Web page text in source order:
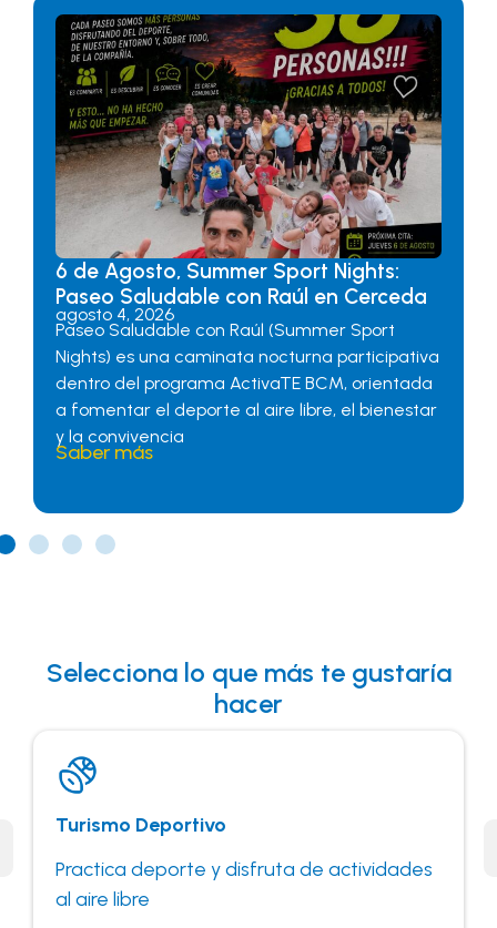
6 de Agosto, Summer Sport Nights:
Paseo Saludable con Raúl en Cerceda
agosto 4, 2026
Paseo Saludable con Raúl (Summer Sport
Nights) es una caminata nocturna participativa
dentro del programa ActivaTE BCM, orientada
a fomentar el deporte al aire libre, el bienestar
y la convivencia
Saber más
Selecciona lo que más te gustaría
hacer
Deportivo
deporte y disfruta de actividades
aire libre